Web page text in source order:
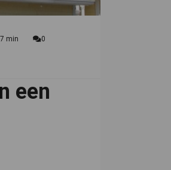
7 min 0
een